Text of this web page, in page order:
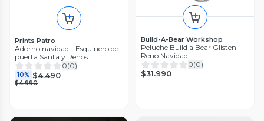
Prints Patro
Adorno navidad - Esquinero de
puerta Santa y Renos
0(0)
10% $4.490
$4.990
Build-A-Bear Workshop
Peluche Build a Bear Glisten
Reno Navidad
0(0)
$31.990